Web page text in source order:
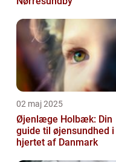
02 maj 2025
Øjenlæge Holbæk: Din
guide til øjensundhed i
hjertet af Danmark